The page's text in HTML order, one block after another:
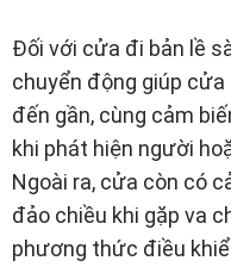
Đối với cửa đi bản lề
chuyển động giúp
đến gần, cùng cảm
khi phát hiện người
Ngoài ra, cửa còn có
đảo chiều khi gặp va
phương thức điều